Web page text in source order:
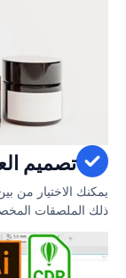
تصميم
يمكنك الاختيار من
ذلك الملصقات